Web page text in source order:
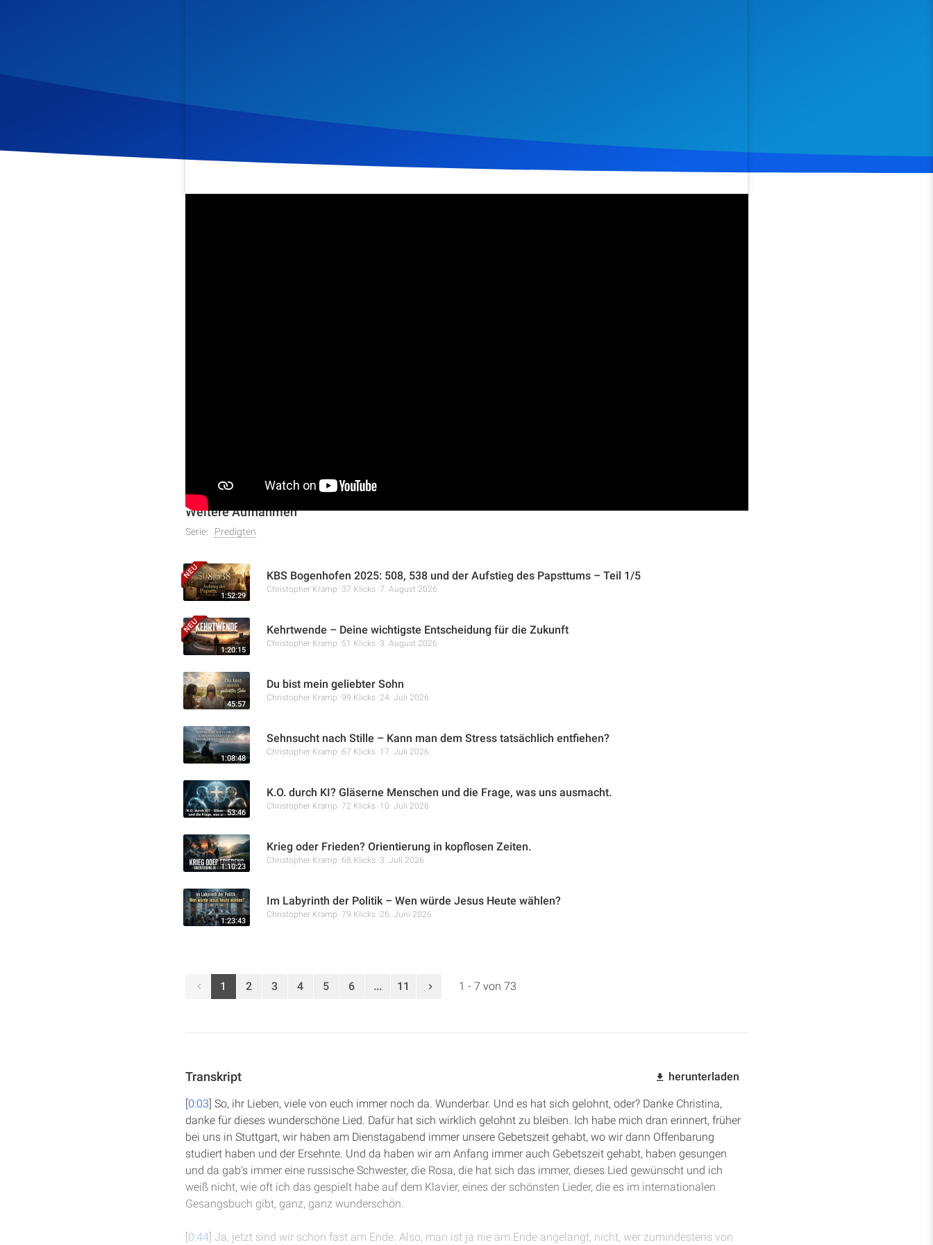
Weitere Aufnahmen
Serie: Predigten
1:52:29
KBS Bogenhofen 2025: 508, 538 und der Aufstieg des Papsttums – Teil 1/5
Christopher Kramp 37 Klicks 7. August 2026
1:20:15
Kehrtwende – Deine wichtigste Entscheidung für die Zukunft
Christopher Kramp 51 Klicks 3. August 2026
45:57
Du bist mein geliebter Sohn
Christopher Kramp 99 Klicks 24. Juli 2026
1:08:48
Sehnsucht nach Stille – Kann man dem Stress tatsächlich entfiehen?
Christopher Kramp 67 Klicks 17. Juli 2026
53:46
K.O. durch KI? Gläserne Menschen und die Frage, was uns ausmacht.
Christopher Kramp 72 Klicks 10. Juli 2026
1:10:23
Krieg oder Frieden? Orientierung in kopflosen Zeiten.
Christopher Kramp 68 Klicks 3. Juli 2026
1:23:43
Im Labyrinth der Politik – Wen würde Jesus Heute wählen?
Christopher Kramp 79 Klicks 26. Juni 2026
1 2 3 4 5 6 ... 11 1 - 7 von 73
Transkript herunterladen
[0:03] So, ihr Lieben, viele von euch immer noch da. Wunderbar. Und es hat sich gelohnt, oder? Danke Christina,
danke für dieses wunderschöne Lied. Dafür hat sich wirklich gelohnt zu bleiben. Ich habe mich dran erinnert, früher
bei uns in Stuttgart, wir haben am Dienstagabend immer unsere Gebetszeit gehabt, wo wir dann Offenbarung
studiert haben und der Ersehnte. Und da haben wir am Anfang immer auch Gebetszeit gehabt, haben gesungen
und da gab's immer eine russische Schwester, die Rosa, die hat sich das immer, dieses Lied gewünscht und ich
weiß nicht, wie oft ich das gespielt habe auf dem Klavier, eines der schönsten Lieder, die es im internationalen
Gesangsbuch gibt, ganz, ganz wunderschön.
[0:44] Ja, jetzt sind wir schon fast am Ende. Also, man ist ja nie am Ende angelangt, nicht, wer zumindestens von